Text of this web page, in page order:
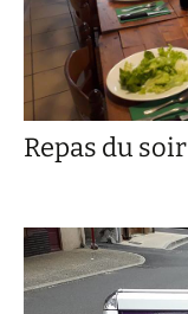
Repas du soir